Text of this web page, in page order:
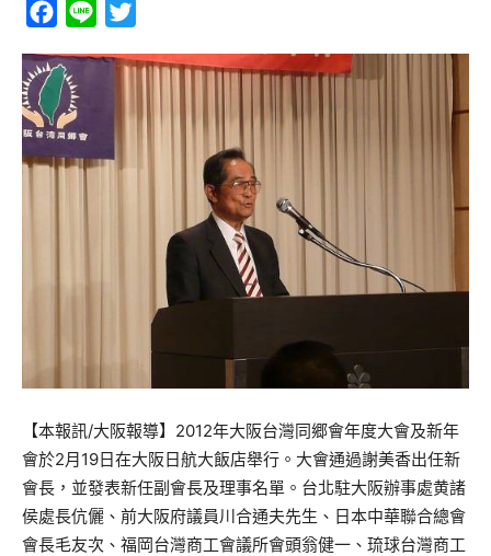
Facebook
Line
【本報訊/大阪報導】2012年大阪台灣同郷會年度大會及新年
會於2月19日在大阪日航大飯店舉行。大會通過謝美香出任新
會長，並發表新任副會長及理事名單。台北駐大阪辦事處黄諸
侯處長伉儷、前大阪府議員川合通夫先生、日本中華聯合總會
會長毛友次、福岡台灣商工會議所會頭翁健一、琉球台灣商工